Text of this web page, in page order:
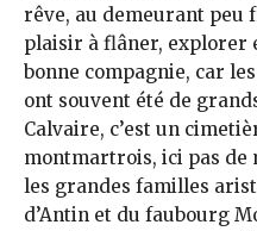
rêve, au demeurant peu
plaisir à flâner, explorer
bonne compagnie, car
ont souvent été de
Calvaire, c’est un
montmartrois, ici pas
les grandes familles
d’Antin et du faubourg